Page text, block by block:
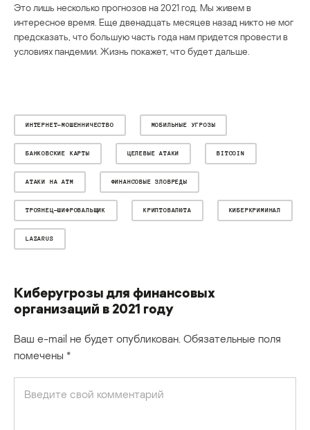
Это лишь несколько прогнозов на 2021 год. Мы живем в
интересное время. Еще двенадцать месяцев назад никто не мог
предсказать, что большую часть года нам придется провести в
условиях пандемии. Жизнь покажет, что будет дальше.
ИНТЕРНЕТ-МОШЕННИЧЕСТВО МОБИЛЬНЫЕ УГРОЗЫ
БАНКОВСКИЕ КАРТЫ ЦЕЛЕВЫЕ АТАКИ BITCOIN
АТАКИ НА ATM ФИНАНСОВЫЕ ЗЛОВРЕДЫ
ТРОЯНЕЦ-ШИФРОВАЛЬЩИК КРИПТОВАЛЮТА КИБЕРКРИМИНАЛ
LAZARUS
Киберугрозы для финансовых
организаций в 2021 году
Ваш e-mail не будет опубликован. Обязательные поля
помечены *